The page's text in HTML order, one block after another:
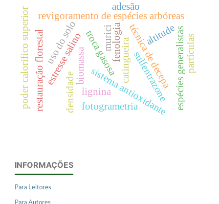
biomassa
densidade sistema antioxidante
troca gasosatécnica de decepa
revigoramento de espécies arbóreas
lignina
poder calorífico superior estresse salino catingueira
altitudeespécies generalistas
fotogrametria
restauração florestal fenologia
murici
adesão
uso do solo partículas
sulfentrazone
INFORMAÇÕES
Para Leitores